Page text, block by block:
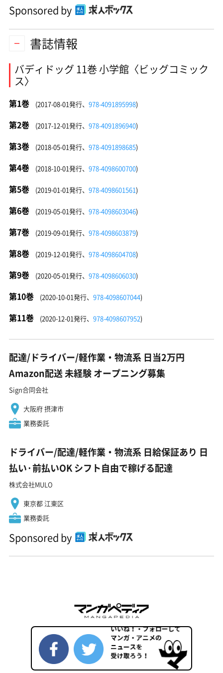
Sponsored by
書誌情報
バディドッグ 11巻 小学館〈ビッグコミック
ス〉
第1巻 (2017-08-01発行、 978-4091895998)
第2巻 (2017-12-01発行、 978-4091896940)
第3巻 (2018-05-01発行、 978-4091898685)
第4巻 (2018-10-01発行、 978-4098600700)
第5巻 (2019-01-01発行、 978-4098601561)
第6巻 (2019-05-01発行、 978-4098603046)
第7巻 (2019-09-01発行、 978-4098603879)
第8巻 (2019-12-01発行、 978-4098604708)
第9巻 (2020-05-01発行、 978-4098606030)
第10巻 (2020-10-01発行、 978-4098607044)
第11巻 (2020-12-01発行、 978-4098607952)
配達/ドライバー/軽作業・物流系 日当2万円
Amazon配送 未経験 オープニング募集
Sign合同会社
大阪府 摂津市
業務委託
ドライバー/配達/軽作業・物流系 日給保証あり 日
払い·前払いOK シフト自由で稼げる配達
株式会社MULO
東京都 江東区
業務委託
Sponsored by